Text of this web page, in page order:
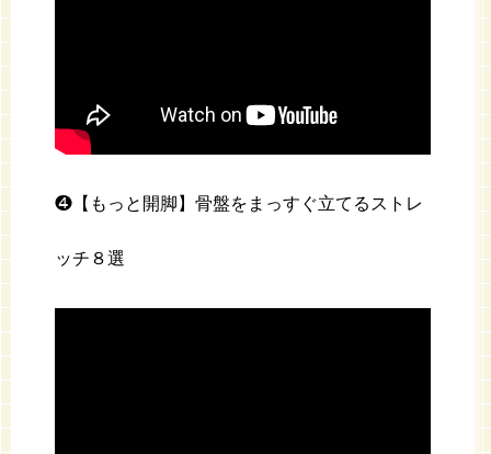
❹【もっと開脚】骨盤をまっすぐ立てるストレ
ッチ８選